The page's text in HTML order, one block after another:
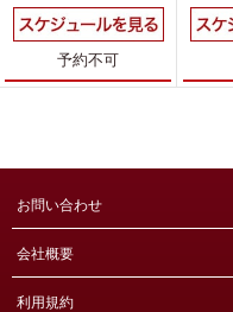
予約不可
お問い合わせ
会社概要
利用規約